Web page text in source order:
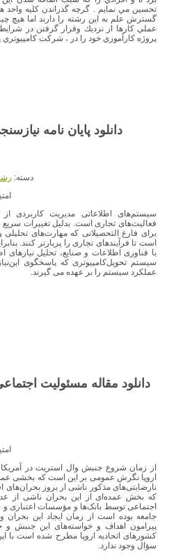
تحسين مي نمايم . گرچه گذراندن كليه واحد
گسترش علم به اين رشته را دارند اما هيچ
عملي كارها از نزديك وقرار گرفتن در شرايط
پروژه كارآموزي خود را در ، شركت كامپيوتري
دانلود پایان نامه
دسته:
امتیاز
ﺳﻴﺴﺘﻢﻫﺎﯼ ﺍﻃﻼﻋﺎﺗﯽ ﻣﺪﻳﺮﻳﺖ ﮐﺎﺭﺑﺮﺩﯼ
ﻓﻌﺎﻟﻴﺖﻫﺎﯼ ﺗﺠﺎﺭﯼ ﺍﺳﺖ. ﺑﺪﻟﻴﻞ ﺗﻐﻴﻴﺮﺍﺕ
ﺑﺮﺍﯼ ﻓﺎﺭﻍ ﺍﻟﺘﺤﺼﻴﻼﻧﯽ ﮐﻪ ﻣﻬﺎﺭﺕﻫﺎﯼ ﺗﺤﻠﻴﻠﯽ
ﺍﺳﺖ ﺗﺎ ﻓﺮﺁﻳﻨﺪﻫﺎﯼ ﺗﺠﺎﺭﯼ ﺭﺍ ﭘﺮﺑﺎﺭﺗﺮ ﮐﻨﻨﺪ.
با فناوری اطلاعات و صنایع، ﺗﺤﻠﻴﻞ
ﺳﻴﺴﺘﻢ ﺗﺤﻮﻳﻞﮐﺎﻣﭙﻴﻮﺗﺮﯼ ﮐﻪ ﭘﺎﺳﺨﮕﻮﯼ
ﻋﻤﻠﮑﺮﺩ ﺳﻴﺴﺘﻢ ﺭﺍ بر عهده می گیرند.
دانلود مقاله مسئولیت
امتیاز
از زمان شروع جنبش وال استریت در
اروپا نگرش عمومی بر این است که بخشی
نارضایتی‌های مذکور ناشی از بروز بحران‌های
که بخش عمده‌ای از این بحران ناشی از
اجتماعی توسط بانک‌ها و مؤسسات اعتباری
جامعه بوده است از زمان ایجاد این بحران
پیرامون اهداف و خواسته‌های این جنبش و
کشورهای اتحادیه اروپا مطرح شده است با
سؤال وجود ندارد.